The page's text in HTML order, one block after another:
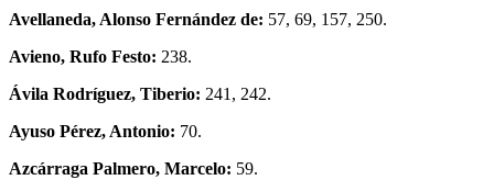
Avellaneda, Alonso Fernández de: 57, 69, 157, 250.
Avieno, Rufo Festo: 238.
Ávila Rodríguez, Tiberio: 241, 242.
Ayuso Pérez, Antonio: 70.
Azcárraga Palmero, Marcelo: 59.